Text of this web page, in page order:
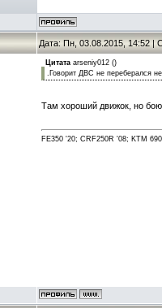
Дата: Пн, 03.08.2015, 14:52 |
Цитата arseniy012 ()
.Говорит ДВС не переберался
Там хороший движок, но
FE350 '20; CRF250R '08; KTM